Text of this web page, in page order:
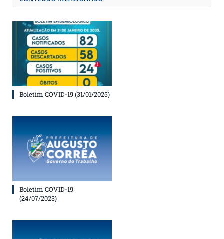
Boletim COVID-19 (31/01/2025)
Boletim COVID-19
(24/07/2023)